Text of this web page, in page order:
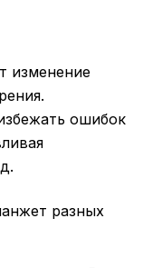
изменение
ошибок
разных